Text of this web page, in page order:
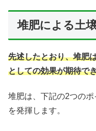
堆肥による土
先述したとおり、堆肥
としての効果が期待で
堆肥は、下記の2つの
を発揮します。